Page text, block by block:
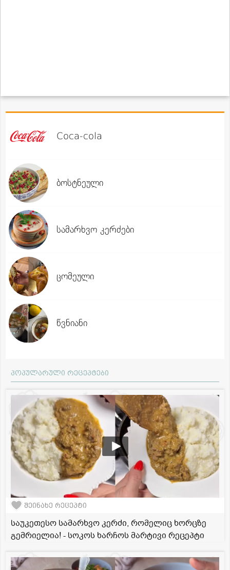
Coca-cola
ბოსტნეული
სამარხვო კერძები
ცომეული
წვნიანი
პოპულარული რეცეპტები
შეინახე რეცეპტი
საუკეთესო სამარხვო კერძი, რომელიც ხორცზე
გემრიელია! - სოკოს ხარჩოს მარტივი რეცეპტი